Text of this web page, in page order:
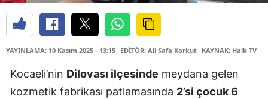
YAYINLAMA: 10 Kasım 2025 - 13:15 EDİTÖR: Ali Safa Korkut KAYNAK: Halk TV
Kocaeli’nin Dilovası ilçesinde meydana gelen
kozmetik fabrikası patlamasında 2’si çocuk 6